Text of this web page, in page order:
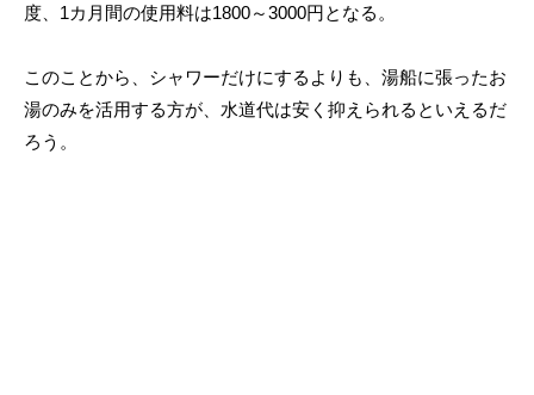
度、1カ月間の使用料は1800～3000円となる。
このことから、シャワーだけにするよりも、湯船に張ったお
湯のみを活用する方が、水道代は安く抑えられるといえるだ
ろう。